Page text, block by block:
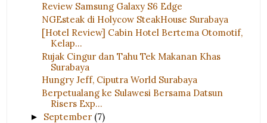
Review Samsung Galaxy S6 Edge
NGEsteak di Holycow SteakHouse Surabaya
[Hotel Review] Cabin Hotel Bertema Otomotif,
Kelap...
Rujak Cingur dan Tahu Tek Makanan Khas
Surabaya
Hungry Jeff, Ciputra World Surabaya
Berpetualang ke Sulawesi Bersama Datsun
Risers Exp...
► September (7)